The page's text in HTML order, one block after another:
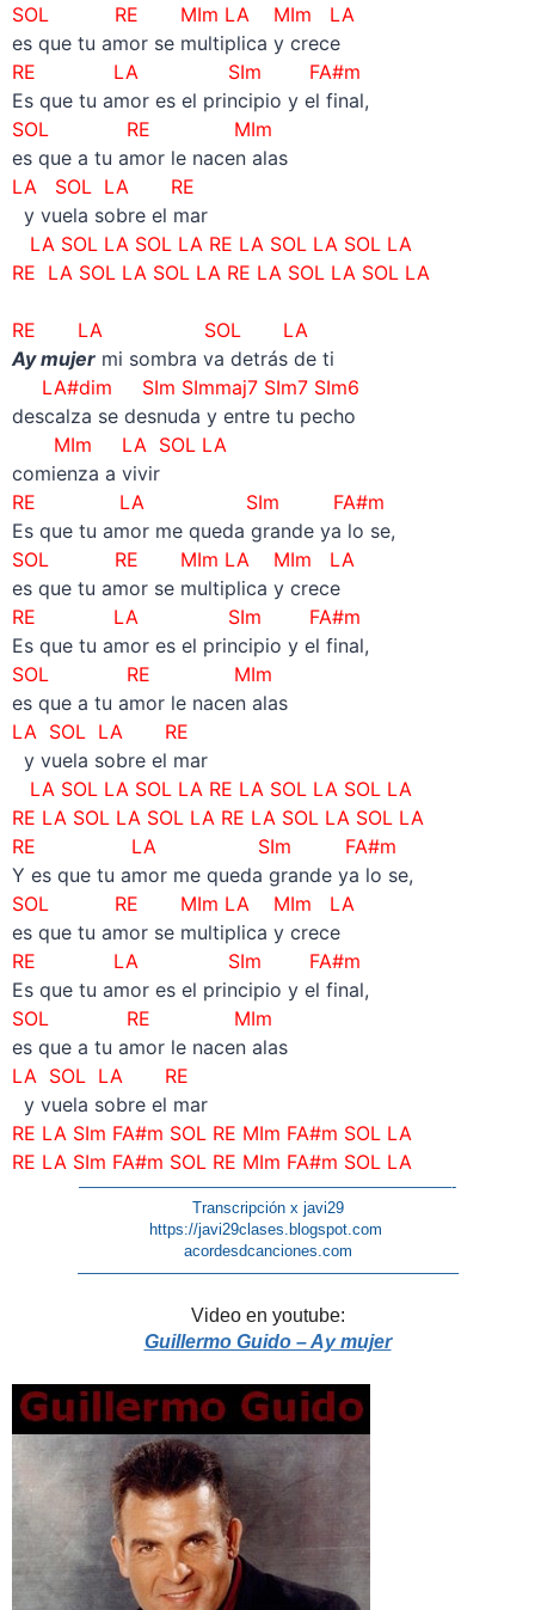
SOL RE MIm LA MIm LA
es que tu amor se multiplica y crece
RE LA SIm FA#m
Es que tu amor es el principio y el final,
SOL RE MIm
es que a tu amor le nacen alas
LA SOL LA RE
y vuela sobre el mar
LA SOL LA SOL LA RE LA SOL LA SOL LA
RE LA SOL LA SOL LA RE LA SOL LA SOL LA
RE LA SOL LA
Ay mujermi sombra va detrás de ti
LA#dim SIm SImmaj7 SIm7 SIm6
descalza se desnuda y entre tu pecho
MIm LA SOL LA
comienza a vivir
RE LA SIm FA#m
Es que tu amor me queda grande ya lo se,
SOL RE MIm LA MIm LA
es que tu amor se multiplica y crece
RE LA SIm FA#m
Es que tu amor es el principio y el final,
SOL RE MIm
es que a tu amor le nacen alas
LA SOL LA RE
y vuela sobre el mar
LA SOL LA SOL LA RE LA SOL LA SOL LA
RE LA SOL LA SOL LA RE LA SOL LA SOL LA
RE LA SIm FA#m
Y es que tu amor me queda grande ya lo se,
SOL RE MIm LA MIm LA
es que tu amor se multiplica y crece
RE LA SIm FA#m
Es que tu amor es el principio y el final,
SOL RE MIm
es que a tu amor le nacen alas
LA SOL LA RE
y vuela sobre el mar
RE LA SIm FA#m SOL RE MIm FA#m SOL LA
RE LA SIm FA#m SOL RE MIm FA#m SOL LA
————————————————————————-
Transcripción x javi29
https://javi29clases.blogspot.com
acordesdcanciones.com
————————————————————————–
Video en youtube:
Guillermo Guido – Ay mujer